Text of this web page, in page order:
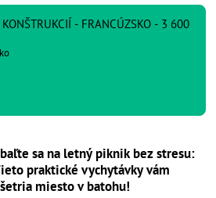
- FRANCÚZSKO - 3 600
sa na letný piknik bez stresu:
praktické vychytávky vám
miesto v batohu!